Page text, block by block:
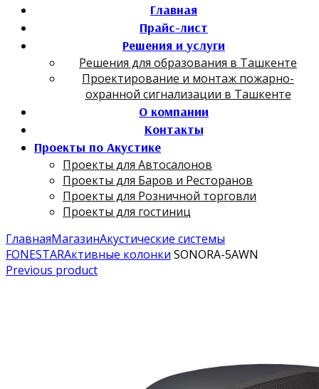
Главная
Прайс-лист
Решения и услуги
Решения для образования в Ташкенте
Проектирование и монтаж пожарно-
охранной сигнализации в Ташкенте
О компании
Контакты
Проекты по Акустике
Проекты для Автосалонов
Проекты для Баров и Ресторанов
Проекты для Розничной торговли
Проекты для гостиниц
ГлавнаяМагазинАкустические системы
FONESTARАктивные колонки SONORA-5AWN
Previous product